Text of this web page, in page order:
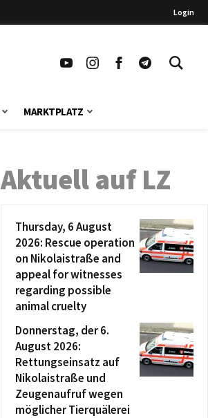
Login
MARKTPLATZ
Aktuell auf LZ
Thursday, 6 August
2026: Rescue operation
on Nikolaistraße and
appeal for witnesses
regarding possible
animal cruelty
Donnerstag, der 6.
August 2026:
Rettungseinsatz auf
Nikolaistraße und
Zeugenaufruf wegen
möglicher Tierquälerei